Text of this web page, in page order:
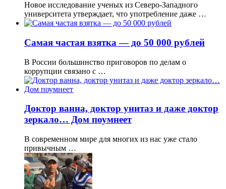
Новое исследование ученых из Северо-Западного
университета утверждает, что употребление даже …
Самая частая взятка — до 50 000 рублей
В России большинство приговоров по делам о
коррупции связано с …
Доктор ванна, доктор унитаз и даже доктор
зеркало… Дом поумнеет
В современном мире для многих из нас уже стало
привычным …